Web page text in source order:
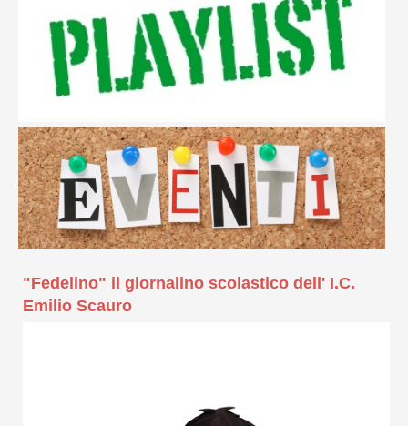
"Fedelino" il giornalino scolastico dell' I.C.
Emilio Scauro